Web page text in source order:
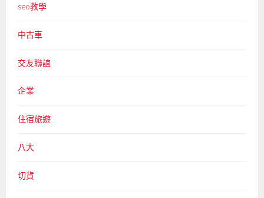
seo教學
中古車
交友聯誼
企業
住宿旅遊
八大
切貨